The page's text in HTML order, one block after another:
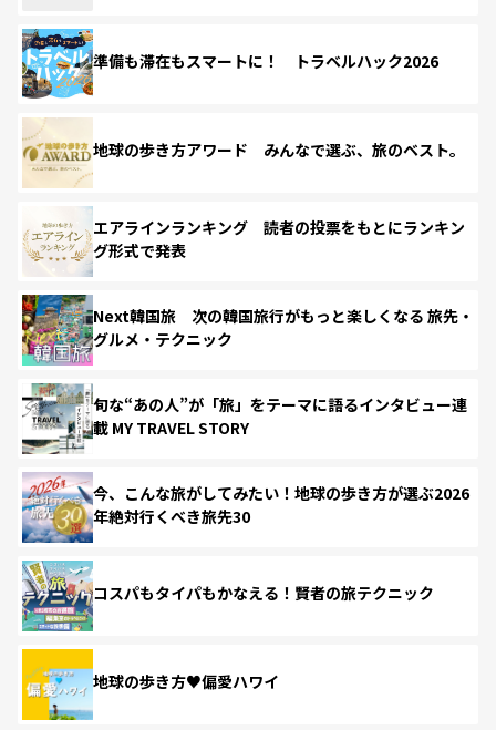
準備も滞在もスマートに！ トラベルハック2026
地球の歩き方アワード みんなで選ぶ、旅のベスト。
エアラインランキング 読者の投票をもとにランキン
グ形式で発表
Next韓国旅 次の韓国旅行がもっと楽しくなる 旅先・
グルメ・テクニック
旬な“あの人”が「旅」をテーマに語るインタビュー連
載 MY TRAVEL STORY
今、こんな旅がしてみたい！地球の歩き方が選ぶ2026
年絶対行くべき旅先30
コスパもタイパもかなえる！賢者の旅テクニック
地球の歩き方♥偏愛ハワイ